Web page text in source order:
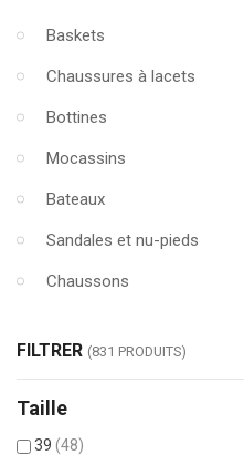
Baskets
Chaussures à lacets
Bottines
Mocassins
Bateaux
Sandales et nu-pieds
Chaussons
FILTRER (831 PRODUITS)
Taille
39 (48)